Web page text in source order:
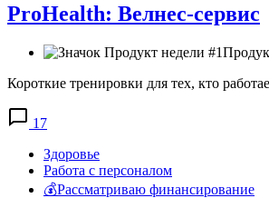
ProHealth: Велнес-сервис
Короткие тренировки для тех, кто
17
Здоровье
Работа с персоналом
💰Рассматриваю финансирование